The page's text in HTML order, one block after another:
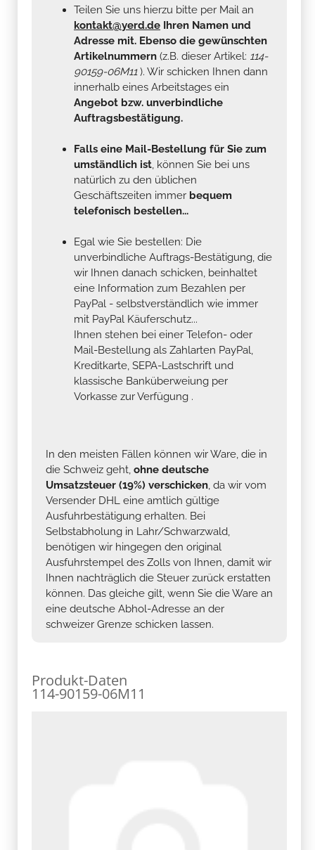
Teilen Sie uns hierzu bitte per Mail an
kontakt@yerd.de Ihren Namen und
Adresse mit. Ebenso die gewünschten
Artikelnummern (z.B. dieser Artikel: 114-
90159-06M11). Wir schicken Ihnen dann
innerhalb eines Arbeitstages ein
Angebot bzw. unverbindliche
Auftragsbestätigung.
Falls eine Mail-Bestellung für Sie zum
umständlich ist, können Sie bei uns
natürlich zu den üblichen
Geschäftszeiten immer bequem
telefonisch bestellen...
Egal wie Sie bestellen: Die
unverbindliche Auftrags-Bestätigung, die
wir Ihnen danach schicken, beinhaltet
eine Information zum Bezahlen per
PayPal - selbstverständlich wie immer
mit PayPal Käuferschutz...
Ihnen stehen bei einer Telefon- oder
Mail-Bestellung als Zahlarten PayPal,
Kreditkarte, SEPA-Lastschrift und
klassische Banküberweiung per
Vorkasse zur Verfügung .
In den meisten Fällen können wir Ware, die in
die Schweiz geht, ohne deutsche
Umsatzsteuer (19%) verschicken, da wir vom
Versender DHL eine amtlich gültige
Ausfuhrbestätigung erhalten. Bei
Selbstabholung in Lahr/Schwarzwald,
benötigen wir hingegen den original
Ausfuhrstempel des Zolls von Ihnen, damit wir
Ihnen nachträglich die Steuer zurück erstatten
können. Das gleiche gilt, wenn Sie die Ware an
eine deutsche Abhol-Adresse an der
schweizer Grenze schicken lassen.
Produkt-Daten
114-90159-06M11